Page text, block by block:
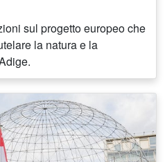
sul progetto europeo che
la natura e la